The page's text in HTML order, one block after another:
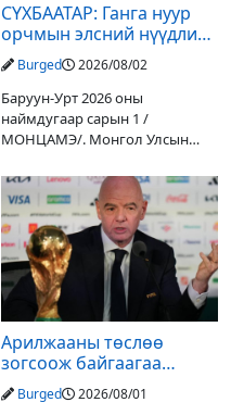
СҮХБААТАР: Ганга нуур
орчмын элсний нүүдлийг
зогсоох туршилтын ажил
үр дүнгээ өгч эхэлжээ
Burged 2026/08/02
Баруун-Урт 2026 оны
наймдугаар сарын 1 /
МОНЦАМЭ/. Монгол Улсын
Дарьгангын Ганга нуурыг
сэргээн, хамгаалах төслийг
улсын төсвийн хөрөнгө
оруулалтаар хийж буй.
Төслийн
Арилжааны төслөө
зогсоож байгаагаа
Ж.Инфантино мэдэгдэв
Burged 2026/08/01